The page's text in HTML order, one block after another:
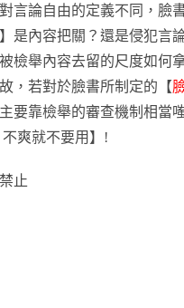
言論自由的定義不同，臉
】 是內容把關？還是侵犯言
檢舉內容去留的尺度如何
，若對於臉書所制定的 【
要靠檢舉的審查機制相當
不爽就不要用 】!